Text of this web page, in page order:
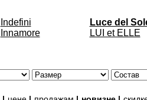
Indefini
Innamore
Luce del
LUI et ELLE